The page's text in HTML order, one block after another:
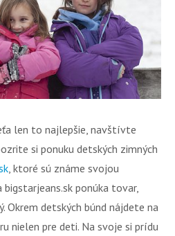
len to najlepšie, navštívte
si ponuku detských zimných
, ktoré sú známe svojou
ponúka tovar,
Okrem detských búnd nájdete na
nielen pre deti. Na svoje si prídu